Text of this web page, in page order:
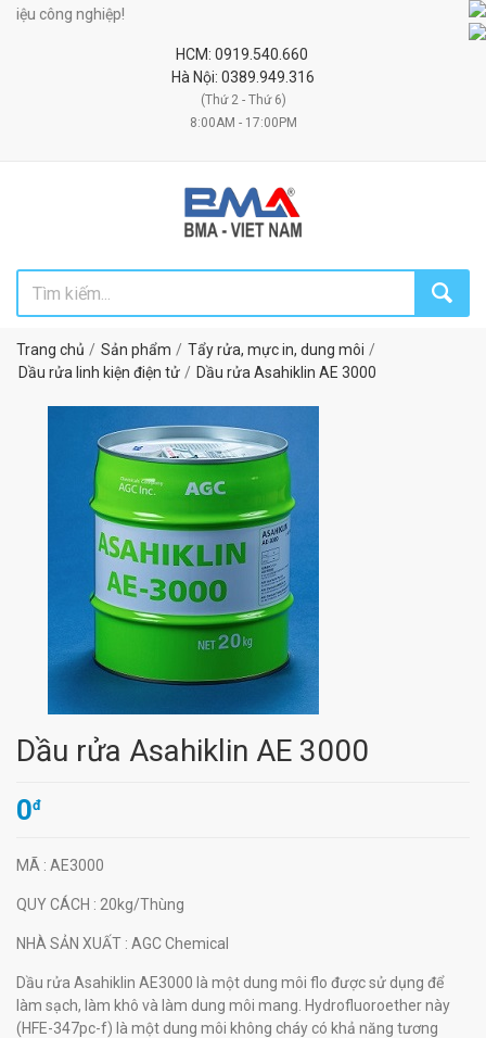
công nghiệp!
HCM: 0919.540.660
Hà Nội: 0389.949.316
(Thứ 2 - Thứ 6)
8:00AM - 17:00PM
Trang chủ Sản phẩm
Tẩy rửa, mực in, dung môi
Dầu rửa linh kiện điện tử
Dầu rửa Asahiklin AE 3000
Dầu rửa Asahiklin AE 3000
0đ
MÃ : AE3000
QUY CÁCH : 20kg/Thùng
NHÀ SẢN XUẤT : AGC Chemical
Dầu rửa Asahiklin AE3000 là một dung môi flo được sử dụng để
làm sạch, làm khô và làm dung môi mang. Hydrofluoroether này
(HFE-347pc-f) là một dung môi không cháy có khả năng tương